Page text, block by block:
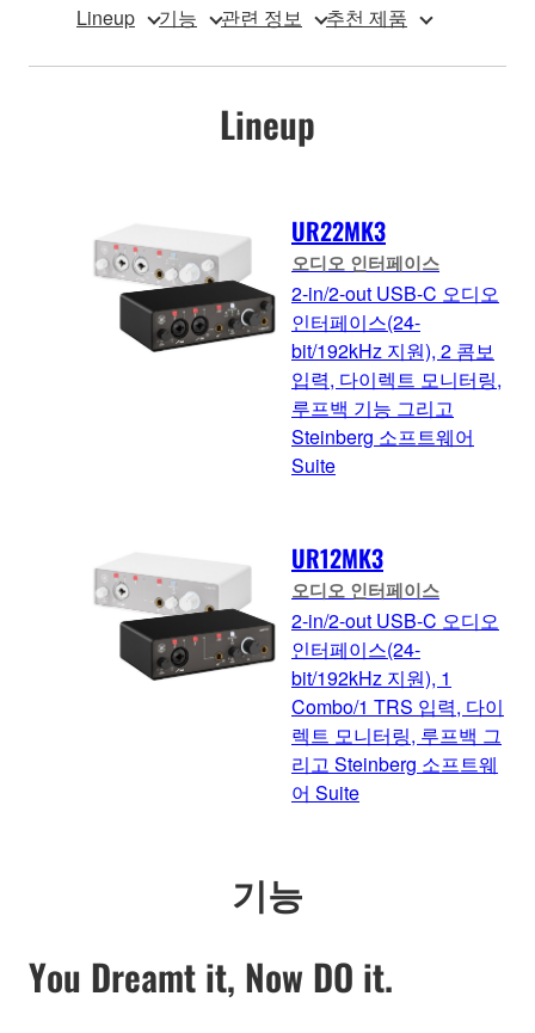
Lineup 기능 관련 정보 추천 제품
Lineup
UR22MK3
오디오 인터페이스
2-in/2-out USB-C 오디오
인터페이스(24-
bit/192kHz 지원), 2 콤보
입력, 다이렉트 모니터링,
루프백 기능 그리고
Steinberg 소프트웨어
Suite
UR12MK3
오디오 인터페이스
2-in/2-out USB-C 오디오
인터페이스(24-
bit/192kHz 지원), 1
Combo/1 TRS 입력, 다이
렉트 모니터링, 루프백 그
리고 Steinberg 소프트웨
어 Suite
기능
You Dreamt it, Now DO it.